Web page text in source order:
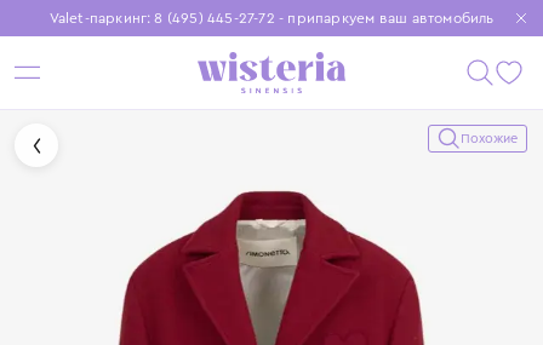
Valet-паркинг: 8 (495) 445-27-72 - припаркуем ваш автомобиль
Бесплатная доставка при заказе от 15 000 ₽
Установите приложение, чтобы покупки были еще удобнее
Похожие